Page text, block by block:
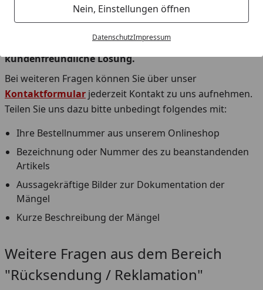
Nein, Einstellungen öffnen
DatenschutzImpressum
Bestellung zu verwalten.
und sorgen für eine schnelle Abwicklung und eine
kundenfreundliche Lösung.
Bei weiteren Fragen können Sie über unser
Kontaktformular jederzeit Kontakt zu uns aufnehmen.
Teilen Sie uns dazu bitte unbedingt folgendes mit:
Ihre Bestellnummer aus unserem Onlineshop
Bezeichnung oder Nummer des zu beanstandenden
Artikels
Aussagekräftige Bilder zur Dokumentation der
Mängel
Kurze Beschreibung der Mängel
Weitere Fragen aus dem Bereich
"Rücksendung / Reklamation"